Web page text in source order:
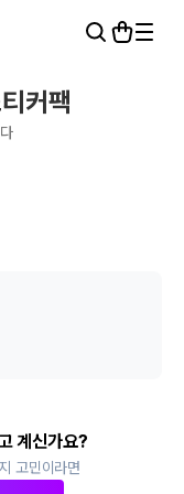
커팩
계신가요?
고민이라면